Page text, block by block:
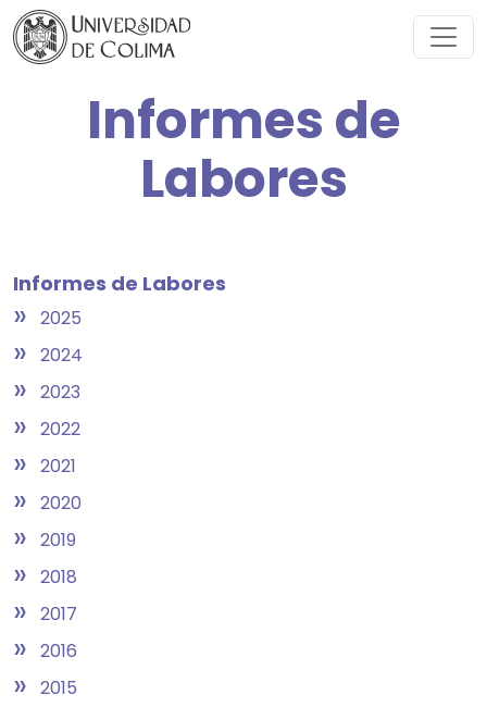
Informes de
Labores
Informes de Labores
» 2025
» 2024
» 2023
» 2022
» 2021
» 2020
» 2019
» 2018
» 2017
» 2016
» 2015